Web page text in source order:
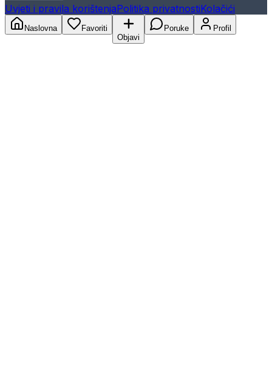
Uvjeti i pravila korištenjaPolitika privatnostiKolačići
Naslovna
Favoriti
Objavi
Poruke Profil